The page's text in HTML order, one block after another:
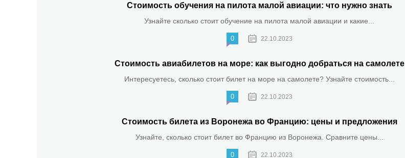
Стоимость обучения на пилота малой авиации: что нужно знать
Узнайте сколько стоит обучение на пилота малой авиации и какие...
0 22.10.2023
Стоимость авиабилетов на море: как выгодно добраться на самолете
Интересуетесь, сколько стоит билет на море на самолете? Узнайте стоимость...
0 22.10.2023
Стоимость билета из Воронежа во Францию: цены и предложения
Узнайте, сколько стоит билет во Францию из Воронежа. Сравните цены...
0 22.10.2023